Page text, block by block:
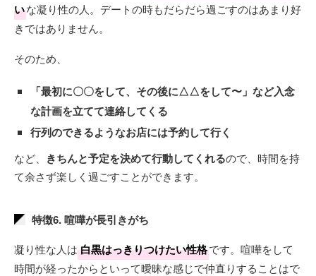
いな凝り性の人。デートの時もだらだら過ごすのはあまり好
きではありません。
そのため、
「最初に〇〇をして、その後に△△をして〜」 など入念
な計画を立てて連絡してくる
行列のできるようなお店には予約して行く
など、 きちんと予定を決めて行動してくれるので、時間を持
て余さず楽しく過ごすことができます。
特徴6. 喧嘩が長引きがち
凝り性な人は 白黒はっきりつけたい性格です。喧嘩をして
時間が経ったからといって曖昧な感じで仲直りすることはで